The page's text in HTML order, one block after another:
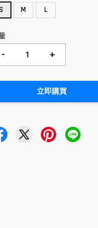
M L
- +
立即購買